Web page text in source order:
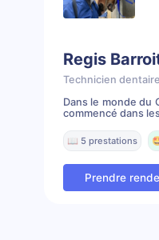
Regis
Technicien
Dans le monde du
commencé dans
📖 5 prestations
Prendre